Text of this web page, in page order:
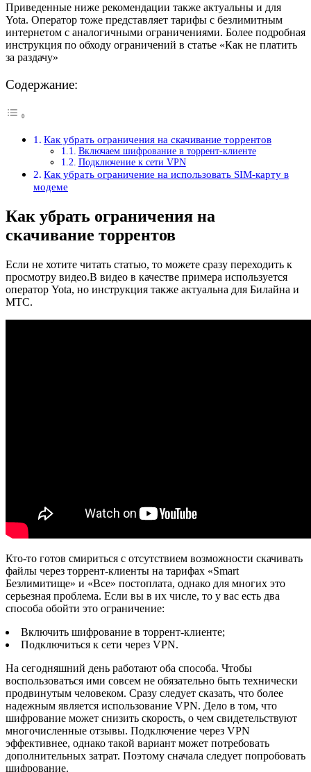
Приведенные ниже рекомендации также актуальны и для
Yota. Оператор тоже представляет тарифы с безлимитным
интернетом с аналогичными ограничениями. Более подробная
инструкция по обходу ограничений в статье «Как не платить
за раздачу»
Содержание:
Как убрать ограничения на скачивание торрентов
Включаем шифрование в торрент-клиенте
Подключение к сети VPN
Как убрать ограничение на использовать SIM-карту в
модеме
Как убрать ограничения на
скачивание торрентов
Если не хотите читать статью, то можете сразу переходить к
просмотру видео.В видео в качестве примера используется
оператор Yota, но инструкция также актуальна для Билайна и
МТС.
Кто-то готов смириться с отсутствием возможности скачивать
файлы через торрент-клиенты на тарифах «Smart
Безлимитище» и «Все» постоплата, однако для многих это
серьезная проблема. Если вы в их числе, то у вас есть два
способа обойти это ограничение:
Включить шифрование в торрент-клиенте;
Подключиться к сети через VPN.
На сегодняшний день работают оба способа. Чтобы
воспользоваться ими совсем не обязательно быть технически
продвинутым человеком. Сразу следует сказать, что более
надежным является использование VPN. Дело в том, что
шифрование может снизить скорость, о чем свидетельствуют
многочисленные отзывы. Подключение через VPN
эффективнее, однако такой вариант может потребовать
дополнительных затрат. Поэтому сначала следует попробовать
шифрование.